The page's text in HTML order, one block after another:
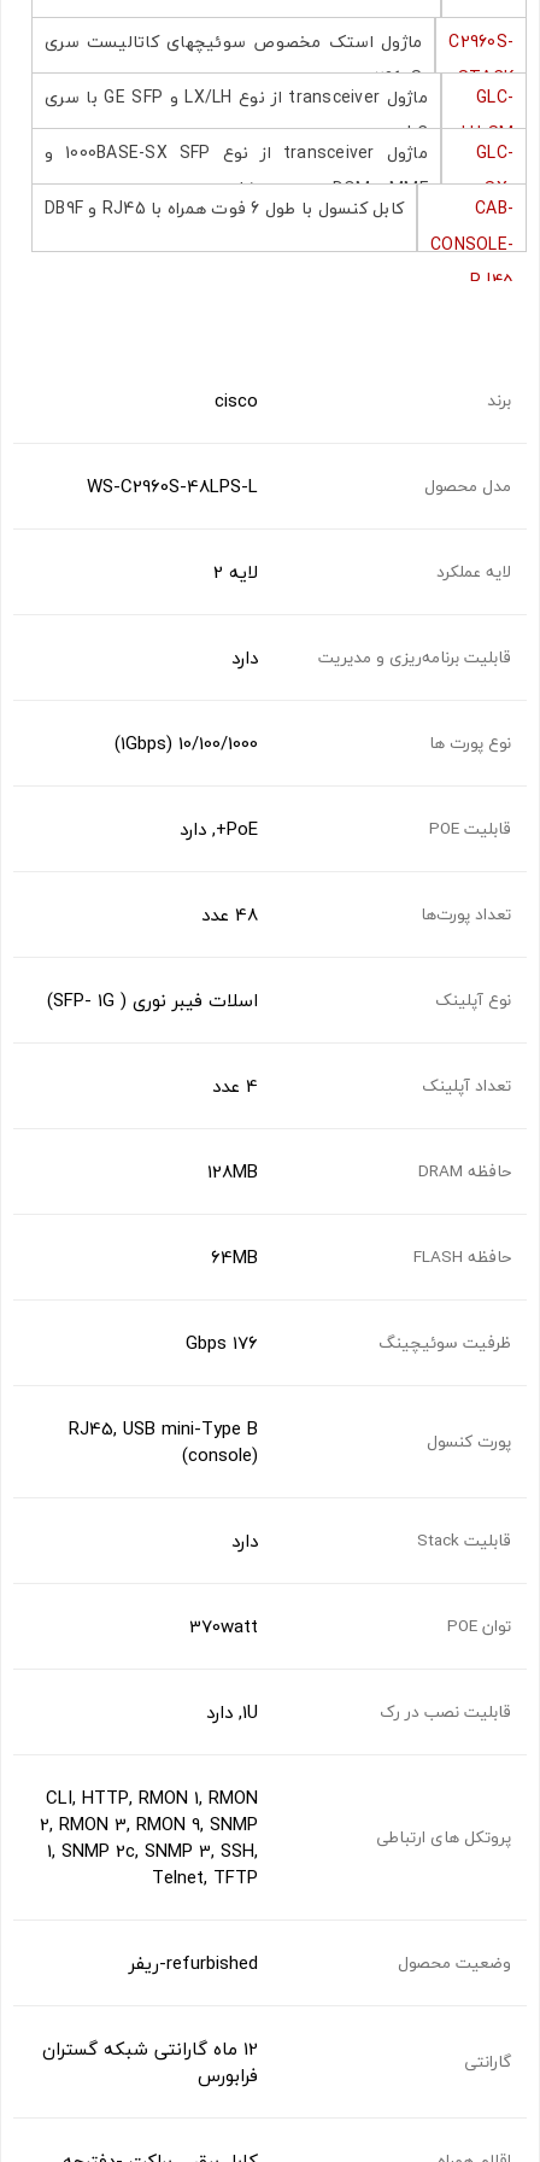
C2960S-
STACK
ماژول استک مخصوص سوئیچهای کاتالیست سری
2960S
GLC-
LH-SM
ماژول transceiver از نوع LX/LH و GE SFP با سری
LC
GLC-
SX-
ماژول transceiver از نوع 1000BASE-SX SFP و
MMF و DOM با اندازه 850 نانومتر
CAB-
CONSOLE-
RJ45
کابل کنسول با طول 6 فوت همراه با RJ45 و DB9F
برند cisco
مدل محصول WS-C2960S-48LPS-L
لایه عملکرد لایه 2
قابلیت برنامه‌ریزی و مدیریت دارد
نوع پورت ها 10/100/1000 (1Gbps)
قابلیت POE PoE+, دارد
تعداد پورت‌ها 48 عدد
نوع آپلینک اسلات فیبر نوری ( SFP- 1G)
تعداد آپلینک 4 عدد
حافظه DRAM 128MB
حافظه FLASH 64MB
ظرفیت سوئیچینگ 176 Gbps
پورت کنسول
RJ45, USB mini-Type B
(console)
قابلیت Stack دارد
توان POE 370watt
قابلیت نصب در رک 1U, دارد
پروتکل های ارتباطی
CLI, HTTP, RMON 1, RMON
2, RMON 3, RMON 9, SNMP
1, SNMP 2c, SNMP 3, SSH,
Telnet, TFTP
وضعیت محصول refurbished-ریفر
گارانتی
12 ماه گارانتی شبکه گستران
فرابورس